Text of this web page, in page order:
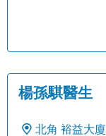
楊孫騏醫生
北角 裕益大廈